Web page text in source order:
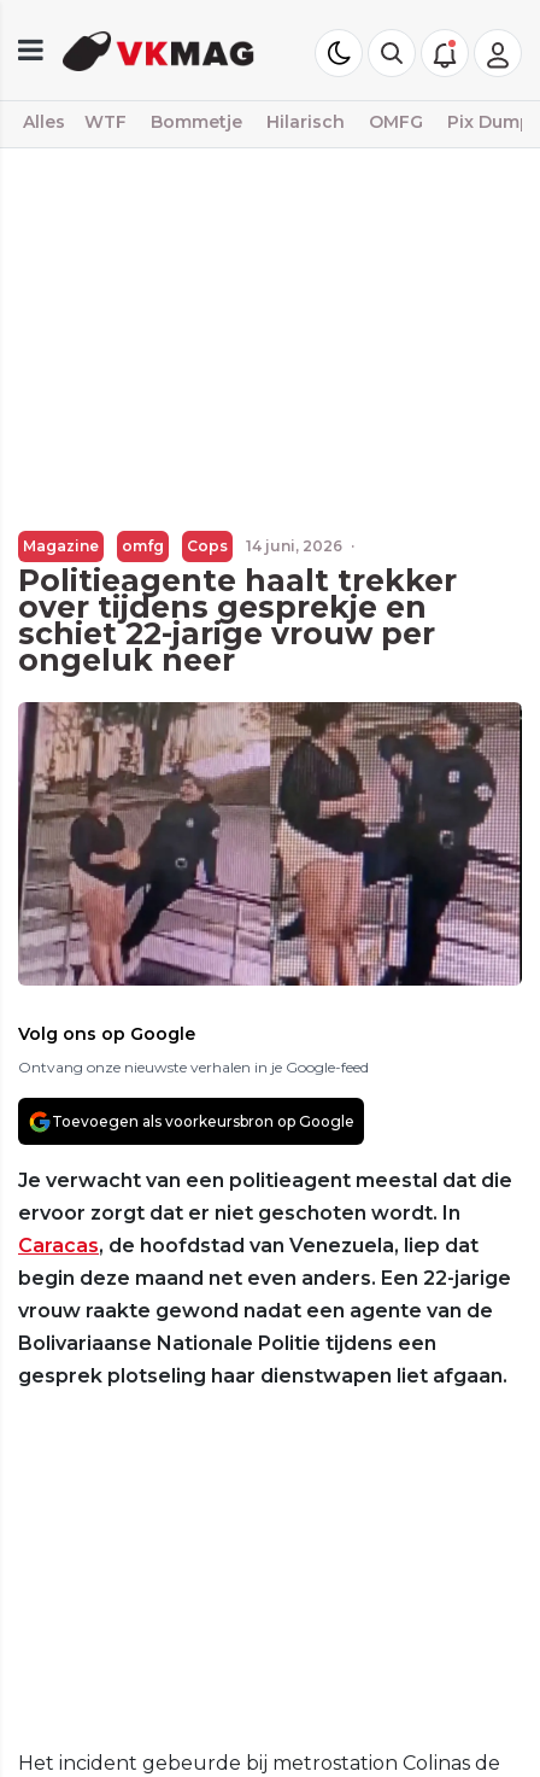
Alles WTF Bommetje Hilarisch OMFG Pix Dump
Magazine omfg Cops 14 juni, 2026 ·
Politieagente haalt trekker
over tijdens gesprekje en
schiet 22-jarige vrouw per
ongeluk neer
Volg ons op Google
Ontvang onze nieuwste verhalen in je Google-feed
Toevoegen als voorkeursbron op Google
Je verwacht van een politieagent meestal dat die
ervoor zorgt dat er niet geschoten wordt. In
Caracas, de hoofdstad van Venezuela, liep dat
begin deze maand net even anders. Een 22-jarige
vrouw raakte gewond nadat een agente van de
Bolivariaanse Nationale Politie tijdens een
gesprek plotseling haar dienstwapen liet afgaan.
Het incident gebeurde bij metrostation Colinas de